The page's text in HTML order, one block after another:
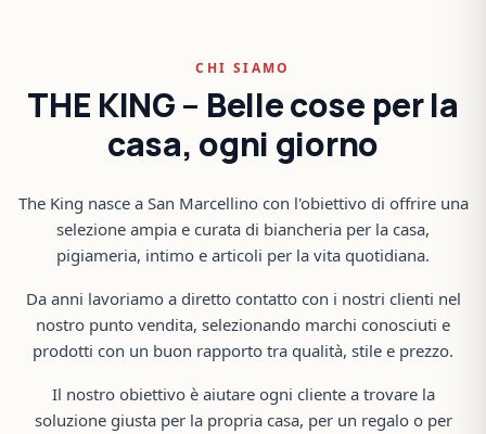
CHI SIAMO
THE KING – Belle cose per la
casa, ogni giorno
The King nasce a San Marcellino con l'obiettivo di offrire una
selezione ampia e curata di biancheria per la casa,
pigiameria, intimo e articoli per la vita quotidiana.
Da anni lavoriamo a diretto contatto con i nostri clienti nel
nostro punto vendita, selezionando marchi conosciuti e
prodotti con un buon rapporto tra qualità, stile e prezzo.
Il nostro obiettivo è aiutare ogni cliente a trovare la
soluzione giusta per la propria casa, per un regalo o per